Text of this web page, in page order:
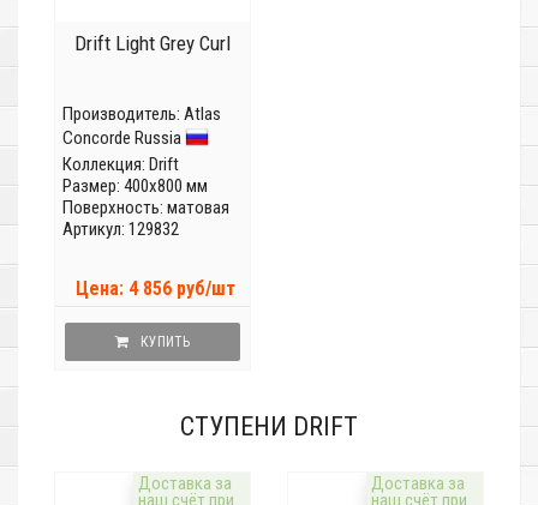
Drift Light Grey Curl
Производитель: Atlas
Concorde Russia
Коллекция: Drift
Размер: 400x800 мм
Поверхность: матовая
Артикул: 129832
Цена: 4 856 руб/шт
КУПИТЬ
СТУПЕНИ DRIFT
Доставка за
наш счёт при
Доставка за
наш счёт при